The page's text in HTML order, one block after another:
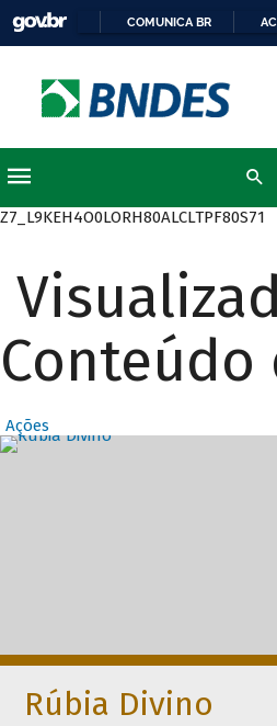
COMUNICA BR
Z7_L9KEH4O0LORH80ALCLTPF80S71
Conteúdo
Ações
Rúbia Divino